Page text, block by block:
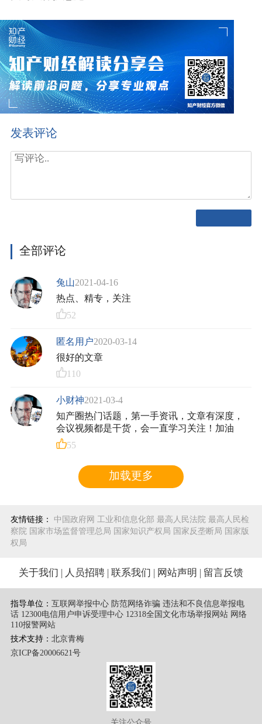
发表评论
全部评论
兔山2021-04-16
热点、精专，关注
52
匿名用户2020-03-14
很好的文章
110
小财神2021-03-4
知产圈热门话题，第一手资讯，文章有深度，
会议视频都是干货，会一直学习关注！加油
55
加载更多
友情链接： 中国政府网 工业和信息化部 最高人民法院 最高人民检
察院 国家市场监督管理总局 国家知识产权局 国家反垄断局 国家版
权局
关于我们 人员招聘 联系我们 网站声明 留言反馈
指导单位： 互联网举报中心 防范网络诈骗 违法和不良信息举报电
话 12300电信用户申诉受理中心 12318全国文化市场举报网站 网络
110报警网站
技术支持： 北京青梅
京ICP备20006621号